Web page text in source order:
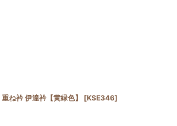
ね衿 伊達衿【黄緑色】 [KSE346]